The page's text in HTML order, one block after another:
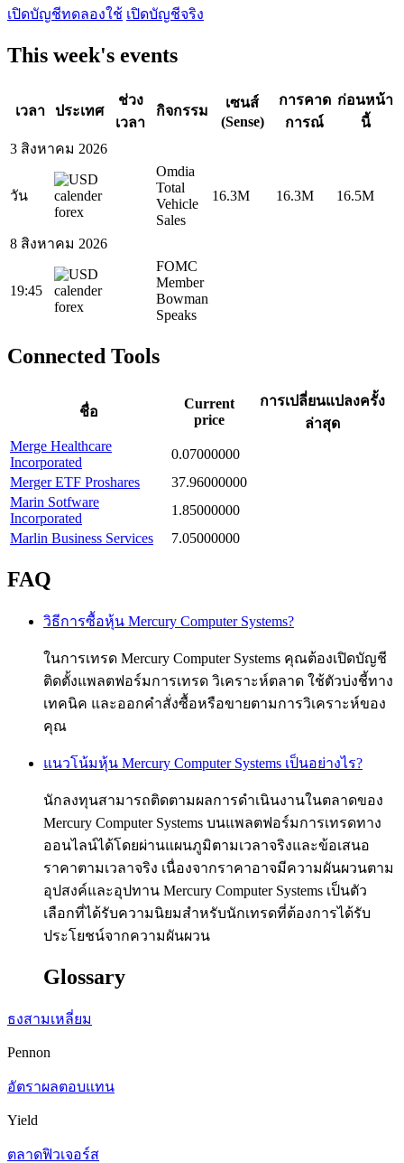
เปิดบัญชีทดลองใช้ เปิดบัญชีจริง
This week's events
เวลา ประเทศ
ช่วง
เวลา
กิจกรรม
เซนส์
(Sense)
การคาด
การณ์
ก่อนหน้า
นี้
3 สิงหาคม 2026
วัน
Omdia
Total
Vehicle
Sales
16.3M 16.3M 16.5M
8 สิงหาคม 2026
19:45
FOMC
Member
Bowman
Speaks
Connected Tools
ชื่อ
Current
price
การเปลี่ยนแปลงครั้ง
ล่าสุด
Merge Healthcare
Incorporated
0.07000000
Merger ETF Proshares
37.96000000
Marin Sotfware
Incorporated
1.85000000
Marlin Business Services
7.05000000
FAQ
วิธีการซื้อหุ้น Mercury Computer Systems?
ในการเทรด Mercury Computer Systems คุณต้องเปิดบัญชี
ติดตั้งแพลตฟอร์มการเทรด วิเคราะห์ตลาด ใช้ตัวบ่งชี้ทาง
เทคนิค และออกคำสั่งซื้อหรือขายตามการวิเคราะห์ของ
คุณ
แนวโน้มหุ้น Mercury Computer Systems เป็นอย่างไร?
นักลงทุนสามารถติดตามผลการดำเนินงานในตลาดของ
Mercury Computer Systems บนแพลตฟอร์มการเทรดทาง
ออนไลน์ได้โดยผ่านแผนภูมิตามเวลาจริงและข้อเสนอ
ราคาตามเวลาจริง เนื่องจากราคาอาจมีความผันผวนตาม
อุปสงค์และอุปทาน Mercury Computer Systems เป็นตัว
เลือกที่ได้รับความนิยมสำหรับนักเทรดที่ต้องการได้รับ
ประโยชน์จากความผันผวน
Glossary
ธงสามเหลี่ยม
Pennon
อัตราผลตอบแทน
Yield
ตลาดฟิวเจอร์ส